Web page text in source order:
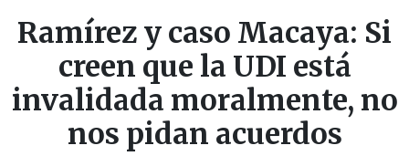
Ramírez y caso Macaya: Si
creen que la UDI está
invalidada moralmente, no
nos pidan acuerdos